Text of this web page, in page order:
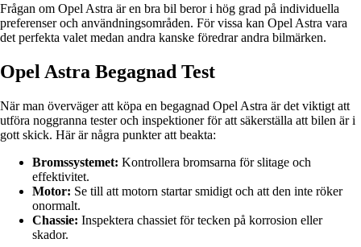
Frågan om Opel Astra är en bra bil beror i hög grad på individuella
preferenser och användningsområden. För vissa kan Opel Astra vara
det perfekta valet medan andra kanske föredrar andra bilmärken.
Opel Astra Begagnad Test
När man överväger att köpa en begagnad Opel Astra är det viktigt att
utföra noggranna tester och inspektioner för att säkerställa att bilen är i
gott skick. Här är några punkter att beakta:
Bromssystemet: Kontrollera bromsarna för slitage och
effektivitet.
Motor: Se till att motorn startar smidigt och att den inte röker
onormalt.
Chassie: Inspektera chassiet för tecken på korrosion eller
skador.